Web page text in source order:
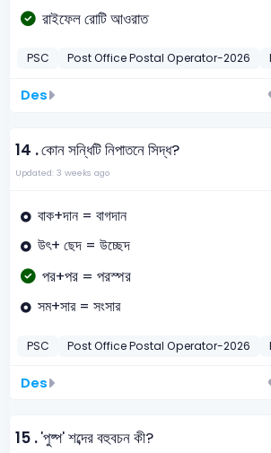
রাইফেল রোটি আওরাত
PSC Post Office Postal Operator-2026
Des
14 .কোন সন্ধিটি নিপাতনে সিদ্ধ?
Updated: 3 weeks ago
বাক+দান = বাগদান
উৎ+ ছেদ = উচ্ছেদ
পর+পর = পরস্পর
সম+সার = সংসার
PSC Post Office Postal Operator-2026
Des
15 .'পুষ্প' শব্দের বহুবচন কী?